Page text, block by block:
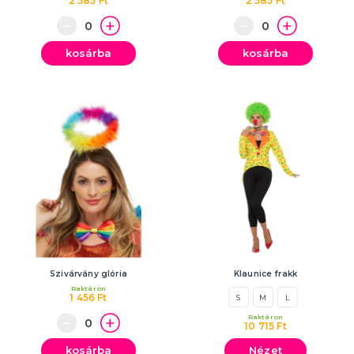
kosárba kosárba
Szivárvány glória
1 456 Ft
Raktáron
kosárba
Klaunice frakk
S M L
10 715 Ft
Raktáron
Nézet